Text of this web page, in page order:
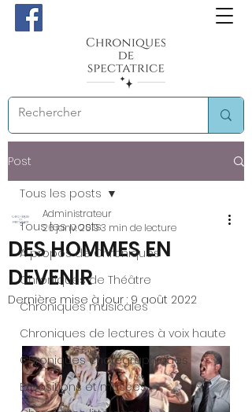
Post
Tous les posts
A propos de Chroniques
Chroniques de Théâtre
Chroniques musicales
Chroniques de lectures à voix haute
Chroniques chorégraphiques
Expositions et musées
Tous les posts
DES HOMMES EN
DEVENIR
Administrateur
26 janv. 20193 min de lecture
Dernière mise à jour : 9 août 2022